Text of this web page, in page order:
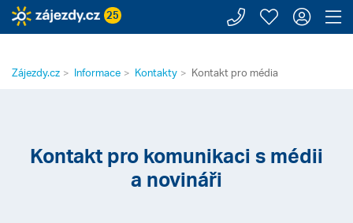
25 Zavolejte
Moje
Zájezdy.cz Informace Kontakty Kontakt pro média
Kontakt pro komunikaci s médii
a novináři